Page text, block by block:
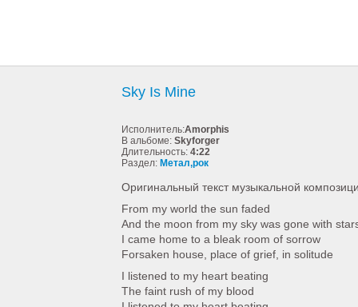
Sky Is Mine
Исполнитель:Amorphis
В альбоме: Skyforger
Длительность: 4:22
Раздел: Метал,рок
Оригинальный текст музыкальной
From my world the sun faded
And the moon from my sky was gone with
I came home to a bleak room of sorrow
Forsaken house, place of grief, in solitude
I listened to my heart beating
The faint rush of my blood